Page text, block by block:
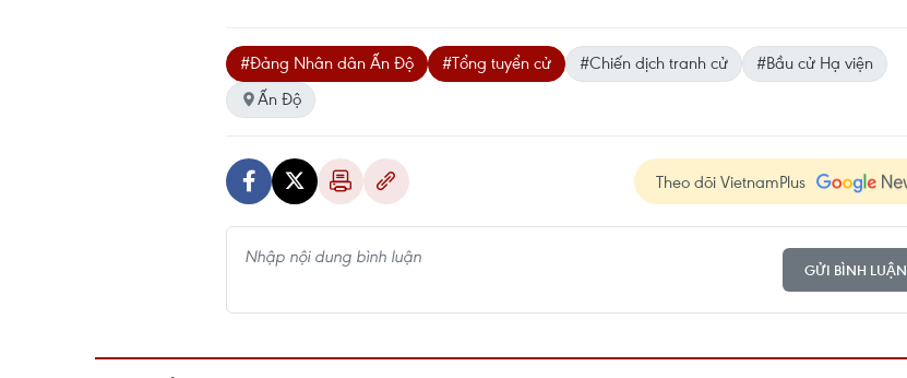
#Đảng Nhân dân Ấn Độ #Tổng tuyển cử #Chiến dịch tranh cử
#Bầu cử Hạ viện
Ấn Độ
Theo dõi VietnamPlus
GỬI BÌNH LUẬN